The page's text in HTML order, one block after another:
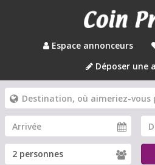
Espace annonceurs
Déposer une